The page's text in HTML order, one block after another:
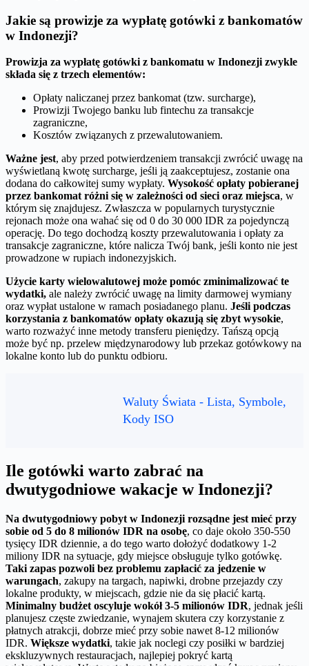
Jakie są prowizje za wypłatę gotówki z bankomatów
w Indonezji?
Prowizja za wypłatę gotówki z bankomatu w Indonezji zwykle
składa się z trzech elementów:
Opłaty naliczanej przez bankomat (tzw. surcharge),
Prowizji Twojego banku lub fintechu za transakcje
zagraniczne,
Kosztów związanych z przewalutowaniem.
Ważne jest, aby przed potwierdzeniem transakcji zwrócić uwagę na
wyświetlaną kwotę surcharge, jeśli ją zaakceptujesz, zostanie ona
dodana do całkowitej sumy wypłaty. Wysokość opłaty pobieranej
przez bankomat różni się w zależności od sieci oraz miejsca, w
którym się znajdujesz. Zwłaszcza w popularnych turystycznie
rejonach może ona wahać się od 0 do 30 000 IDR za pojedynczą
operację. Do tego dochodzą koszty przewalutowania i opłaty za
transakcje zagraniczne, które nalicza Twój bank, jeśli konto nie jest
prowadzone w rupiach indonezyjskich.
Użycie karty wielowalutowej może pomóc zminimalizować te
wydatki, ale należy zwrócić uwagę na limity darmowej wymiany
oraz wypłat ustalone w ramach posiadanego planu. Jeśli podczas
korzystania z bankomatów opłaty okazują się zbyt wysokie,
warto rozważyć inne metody transferu pieniędzy. Tańszą opcją
może być np. przelew międzynarodowy lub przekaz gotówkowy na
lokalne konto lub do punktu odbioru.
Waluty Świata - Lista, Symbole,
Kody ISO
Ile gotówki warto zabrać na
dwutygodniowe wakacje w Indonezji?
Na dwutygodniowy pobyt w Indonezji rozsądne jest mieć przy
sobie od 5 do 8 milionów IDR na osobę, co daje około 350-550
tysięcy IDR dziennie, a do tego warto dołożyć dodatkowy 1-2
miliony IDR na sytuacje, gdy miejsce obsługuje tylko gotówkę.
Taki zapas pozwoli bez problemu zapłacić za jedzenie w
warungach, zakupy na targach, napiwki, drobne przejazdy czy
lokalne produkty, w miejscach, gdzie nie da się płacić kartą.
Minimalny budżet oscyluje wokół 3-5 milionów IDR, jednak jeśli
planujesz częste zwiedzanie, wynajem skutera czy korzystanie z
płatnych atrakcji, dobrze mieć przy sobie nawet 8-12 milionów
IDR. Większe wydatki, takie jak noclegi czy posiłki w bardziej
ekskluzywnych restauracjach, najlepiej pokryć kartą